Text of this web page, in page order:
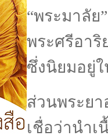
“พระมาลัย
พระศรีอาริ
ซึ่งนิยมอยู่ใ
ส่วนพระย
เชื่อว่านำ